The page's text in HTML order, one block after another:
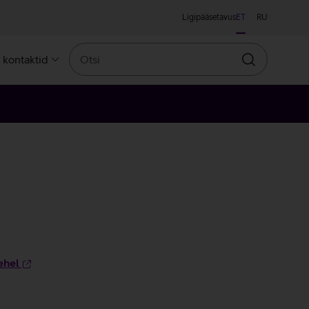
LigipääsetavusET RU
kontaktid
Otsin